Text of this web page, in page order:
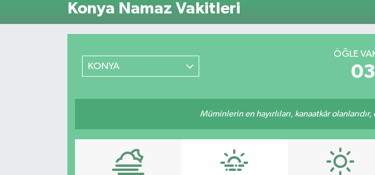
Konya Namaz Vakitleri
KONYA
ÖĞLE
Müminlerin en hayırlıları, kanaatkâr
Trafik Durumu
Tüm Manşetler
Son Dakika Haberleri
Haber Arşivi